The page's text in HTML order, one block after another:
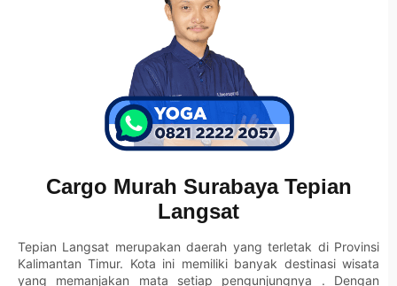
Cargo Murah Surabaya Tepian
Langsat
Tepian Langsat merupakan daerah yang terletak di Provinsi
Kalimantan Timur. Kota ini memiliki banyak destinasi wisata
yang memanjakan mata setiap pengunjungnya . Dengan